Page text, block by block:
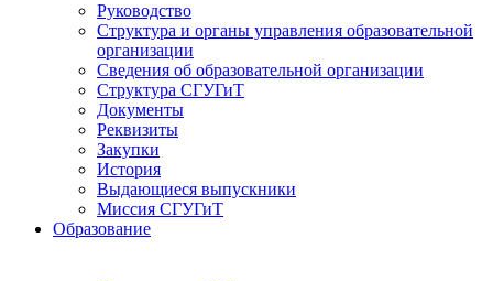
Руководство
Структура и органы управления образовательной
организации
Сведения об образовательной организации
Структура СГУГиТ
Документы
Реквизиты
Закупки
История
Выдающиеся выпускники
Миссия СГУГиТ
Образование